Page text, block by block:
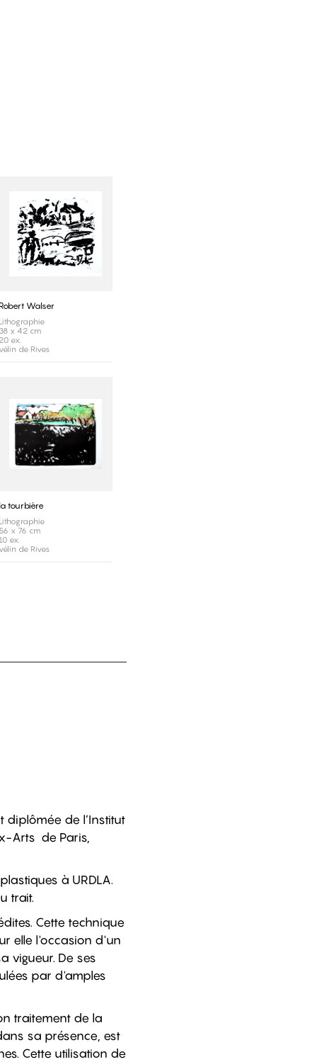
Robert Walser
Lithographie
38 x 42 cm
20 ex.
vélin de Rives
la tourbière
Lithographie
56 x 76 cm
10 ex.
vélin de Rives
diplômée de l’Institut
Arts de Paris,
à URDLA.
trait.
Cette technique
elle l'occasion d'un
vigueur. De ses
par d'amples
traitement de la
sa présence, est
Cette utilisation de